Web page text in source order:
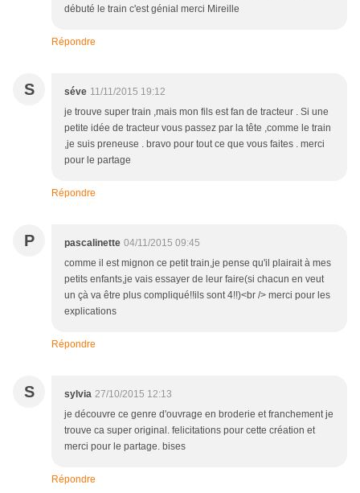
débuté le train c'est génial merci Mireille
Répondre
S séve 11/11/2015 19:12
je trouve super train ,mais mon fils est fan de tracteur . Si une
petite idée de tracteur vous passez par la tête ,comme le train
,je suis preneuse . bravo pour tout ce que vous faites . merci
pour le partage
Répondre
P pascalinette 04/11/2015 09:45
comme il est mignon ce petit train,je pense qu'il plairait à mes
petits enfants,je vais essayer de leur faire(si chacun en veut
un çà va être plus compliqué!!ils sont 4!!)<br /> merci pour les
explications
Répondre
S sylvia 27/10/2015 12:13
je découvre ce genre d'ouvrage en broderie et franchement je
trouve ca super original. felicitations pour cette création et
merci pour le partage. bises
Répondre